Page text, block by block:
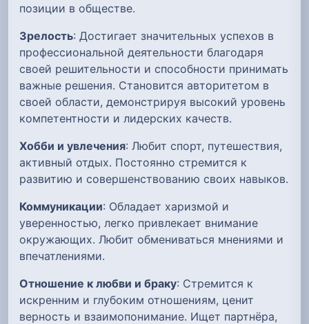
позиции в обществе.
Зрелость: Достигает значительных успехов в
профессиональной деятельности благодаря
своей решительности и способности принимать
важные решения. Становится авторитетом в
своей области, демонстрируя высокий уровень
компетентности и лидерских качеств.
Хобби и увлечения: Любит спорт, путешествия,
активный отдых. Постоянно стремится к
развитию и совершенствованию своих навыков.
Коммуникации: Обладает харизмой и
уверенностью, легко привлекает внимание
окружающих. Любит обмениваться мнениями и
впечатлениями.
Отношение к любви и браку: Стремится к
искренним и глубоким отношениям, ценит
верность и взаимопонимание. Ищет партнёра,